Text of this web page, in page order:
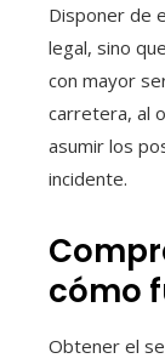
Disponer de
legal, sino
con mayor
carretera, al
asumir los
incidente.
cómo
Obtener el